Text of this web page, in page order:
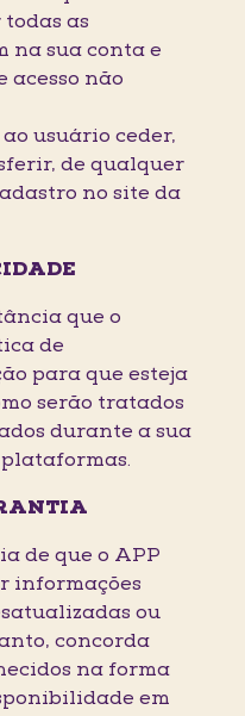
as
na sua conta e
acesso não
usuário ceder,
de qualquer
no site da
que o
de
para que esteja
serão tratados
durante a sua
de que o APP
informações
ou
concorda
na forma
em